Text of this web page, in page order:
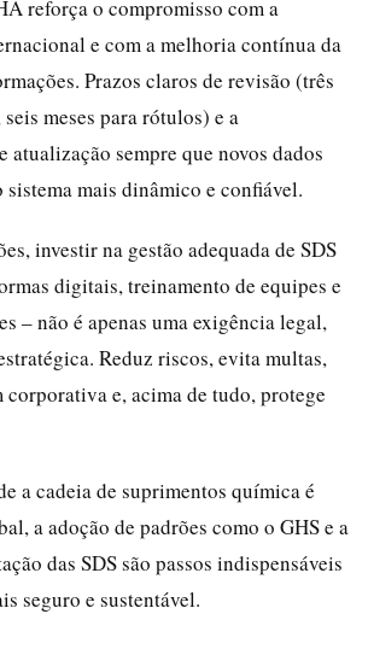
reforça o compromisso com a
e com a melhoria contínua da
Prazos claros de revisão (três
seis meses para rótulos) e a
atualização sempre que novos dados
mais dinâmico e confiável.
investir na gestão adequada de SDS
digitais, treinamento de equipes e
– não é apenas uma exigência legal,
Reduz riscos, evita multas,
corporativa e, acima de tudo, protege
a cadeia de suprimentos química é
a adoção de padrões como o GHS e a
das SDS são passos indispensáveis
seguro e sustentável.